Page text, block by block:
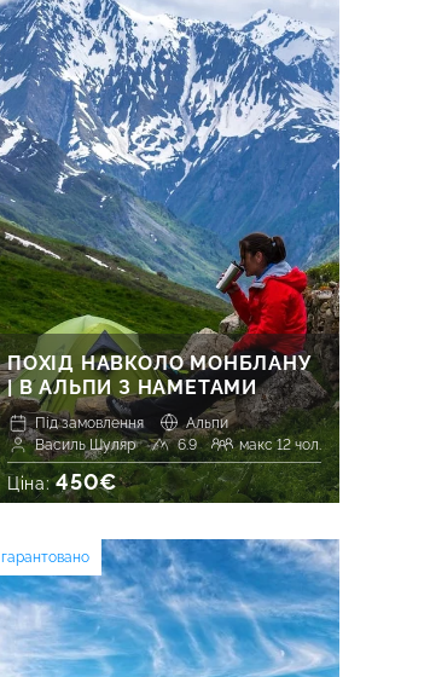
ПОХІД НАВКОЛО МОНБЛАНУ
| В АЛЬПИ З НАМЕТАМИ
Під замовлення
Альпи
Василь Шуляр
6.9 макс 12 чол.
Ціна:450€
гарантовано